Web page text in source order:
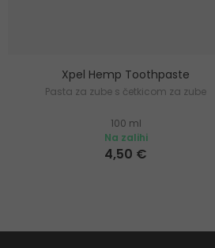
Xpel Hemp Toothpaste
Pasta za zube s četkicom za zube
100 ml
Na zalihi
4,50 €